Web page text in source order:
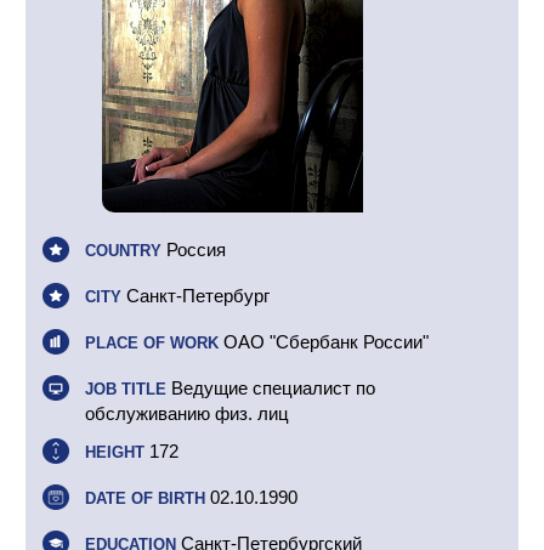
COUNTRY Россия
CITY Санкт-Петербург
PLACE OF WORK ОАО "Сбербанк России"
JOB TITLE Ведущие специалист по
обслуживанию физ. лиц
HEIGHT 172
DATE OF BIRTH 02.10.1990
EDUCATION Санкт-Петербургский